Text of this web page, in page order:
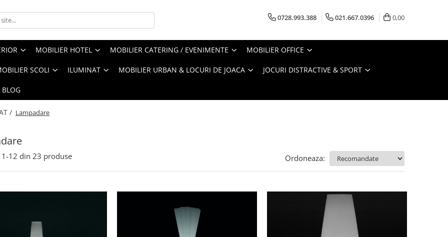
0728.993.388 021.667.0396 0,00
MOBILIER HOTEL MOBILIER CATERING / EVENIMENTE MOBILIER OFFICE
SCOLI ILUMINAT MOBILIER URBAN & LOCURI DE JOACA JOCURI DISTRACTIVE & SPORT
BLOG
/ Lampadare
1-12 din 23 produse Ordoneaza: